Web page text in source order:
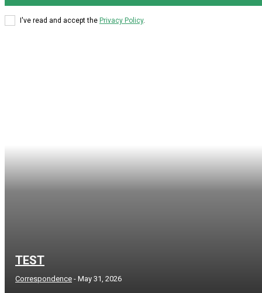
I've read and accept the Privacy Policy.
TEST
Correspondence - May 31, 2026